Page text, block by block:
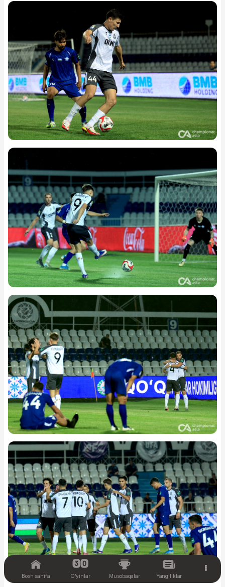
Bosh sahifa O'yinlar Musobaqalar Yangiliklar